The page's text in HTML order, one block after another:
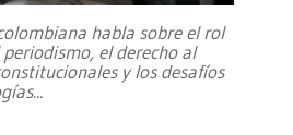
habla sobre el rol
el derecho al
y los desafíos
...